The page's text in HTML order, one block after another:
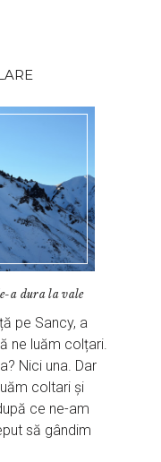
a dura la vale
pe Sancy, a
ne luăm colțari.
Nici una. Dar
coltari și
ce ne-am
să gândim